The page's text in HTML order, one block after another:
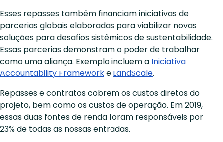
Esses repasses também financiam iniciativas de
parcerias globais elaboradas para viabilizar novas
soluções para desafios sistêmicos de sustentabilidade.
Essas parcerias demonstram o poder de trabalhar
como uma aliança. Exemplo incluem a Iniciativa
Accountability Frameworke LandScale.
Repasses e contratos cobrem os custos diretos do
projeto, bem como os custos de operação. Em 2019,
essas duas fontes de renda foram responsáveis por
23% de todas as nossas entradas.